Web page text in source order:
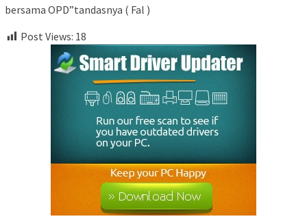
bersama OPD”tandasnya ( Fal )
Post Views: 18